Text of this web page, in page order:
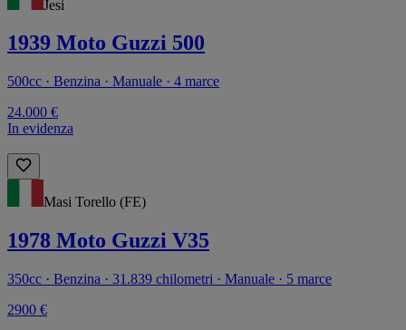
Jesi
1939 Moto Guzzi 500
500cc · Benzina · Manuale · 4 marce
24.000 €
In evidenza
Masi Torello (FE)
1978 Moto Guzzi V35
350cc · Benzina · 31.839 chilometri · Manuale · 5 marce
2900 €